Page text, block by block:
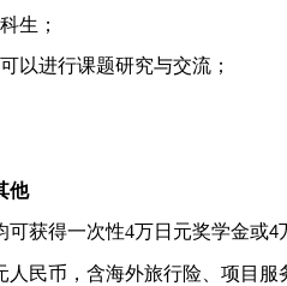
生；
以进行课题研究与交流 ；
他
可获得一次性4万日元奖学金或4
人民币，含海外旅行险、项目服